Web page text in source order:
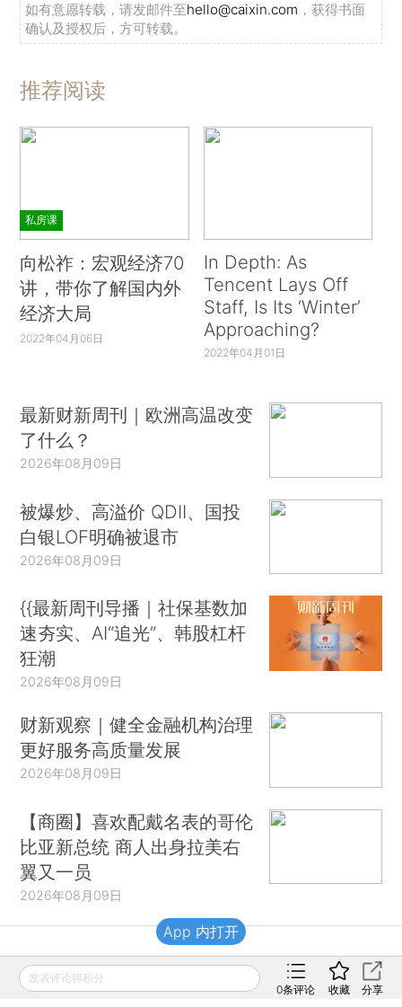
如有意愿转载，请发邮件至hello@caixin.com ，获得书面
确认及授权后，方可转载。
推荐阅读
私房课
向松祚：宏观经济70
讲，带你了解国内外
经济大局
2022年04月06日
In Depth: As
Tencent Lays Off
Staff, Is Its ‘Winter’
Approaching?
2022年04月01日
最新财新周刊｜欧洲高温改变
了什么？
2026年08月09日
被爆炒、高溢价 QDII、国投
白银LOF明确被退市
2026年08月09日
{{最新周刊导播｜社保基数加
速夯实、AI“追光”、韩股杠杆
狂潮
2026年08月09日
财新观察｜健全金融机构治理
更好服务高质量发展
2026年08月09日
【商圈】喜欢配戴名表的哥伦
比亚新总统 商人出身拉美右
翼又一员
2026年08月09日
财新移动
发表评论得积分
0条评论 收藏 分享
App 内打开